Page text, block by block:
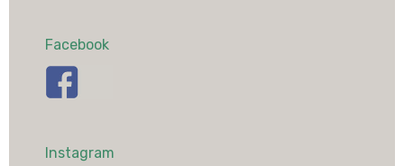
Facebook
Instagram